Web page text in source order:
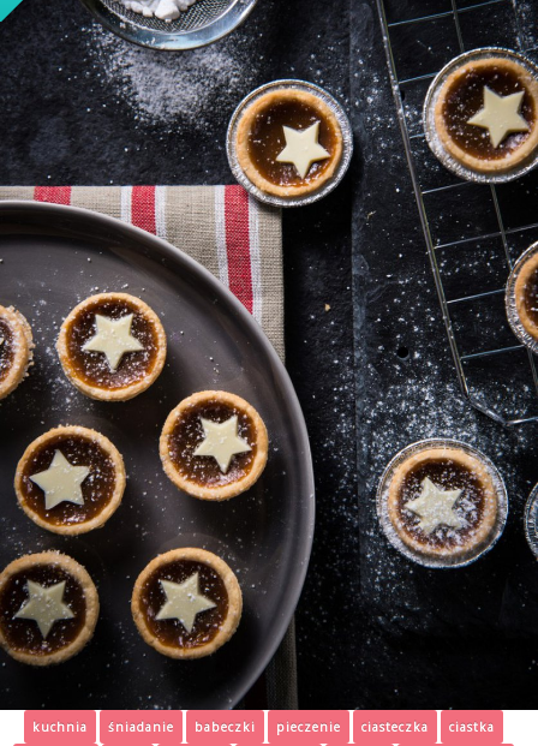
kuchnia śniadanie babeczki pieczenie ciasteczka
ciastka